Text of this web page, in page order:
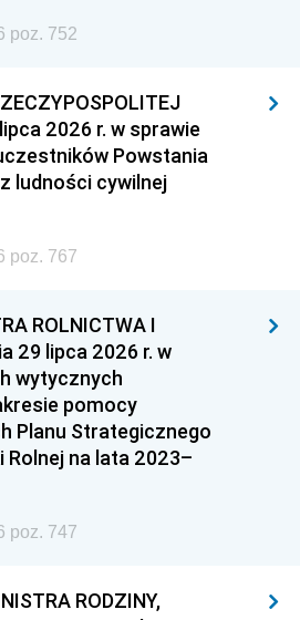
poz. 752
2026 r. w sprawie
Powstania
ludności cywilnej
poz. 767
ROLNICTWA I
29 lipca 2026 r. w
wytycznych
pomocy
Planu Strategicznego
Rolnej na lata 2023–
poz. 747
RODZINY,